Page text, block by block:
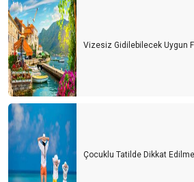
Vizesiz Gidilebilecek Uygun
Çocuklu Tatilde Dikkat